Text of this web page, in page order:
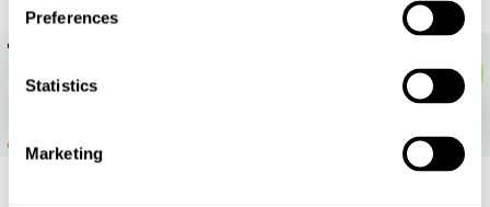
Preferences
Statistics
Marketing